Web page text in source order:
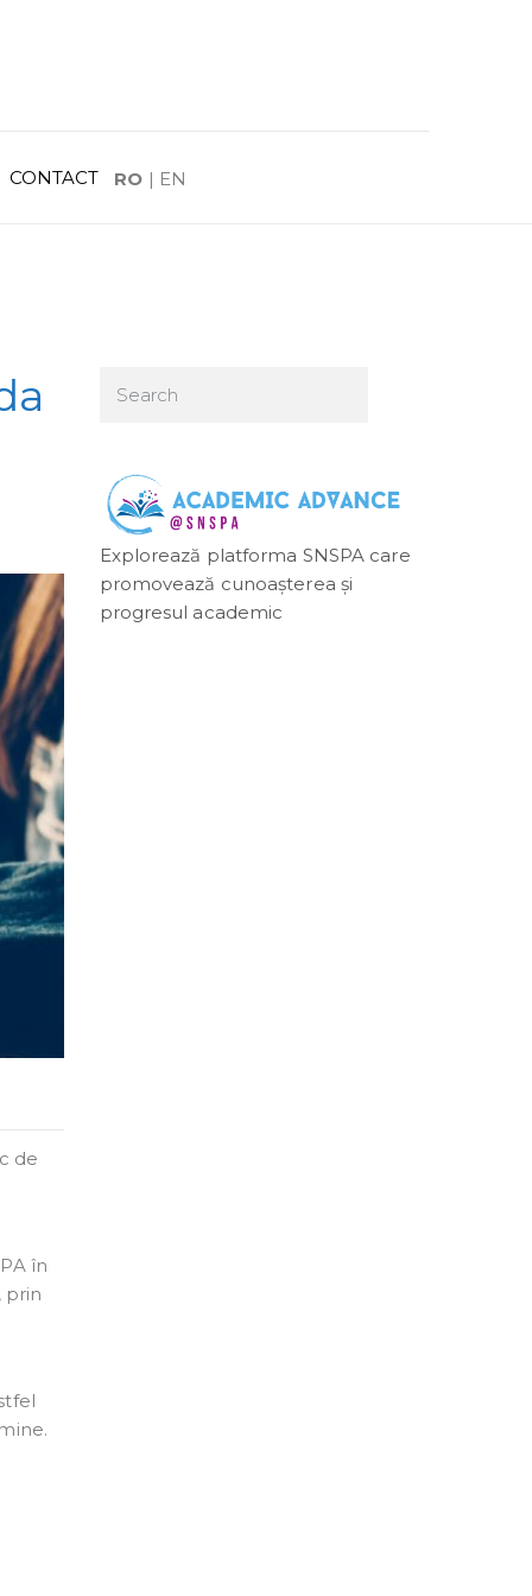
CONTACT RO | EN
de
în
prin
Explorează platforma SNSPA care
promovează cunoașterea și
progresul academic